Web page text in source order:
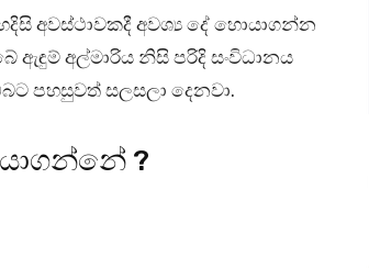
අවස්ථාවකදී අවශ්‍ය දේ හොයාගන්න
ඇඳුම් අල්මාරිය නිසි පරිදි සංවිධානය
පහසුවත් සලසලා දෙනවා.
?